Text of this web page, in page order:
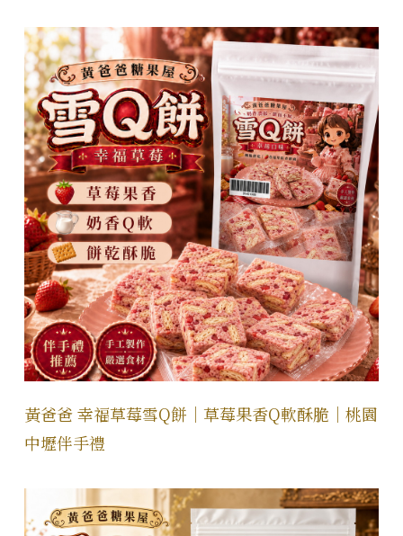
黃爸爸 幸福草莓雪Q餅｜草莓果香Q軟酥脆｜桃園
中壢伴手禮